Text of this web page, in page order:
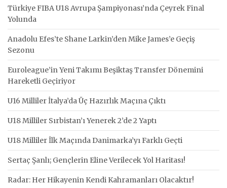
Türkiye FIBA U18 Avrupa Şampiyonası’nda Çeyrek Final
Yolunda
Anadolu Efes’te Shane Larkin’den Mike James’e Geçiş
Sezonu
Euroleague’in Yeni Takımı Beşiktaş Transfer Dönemini
Hareketli Geçiriyor
U16 Milliler İtalya’da Üç Hazırlık Maçına Çıktı
U18 Milliler Sırbistan’ı Yenerek 2’de 2 Yaptı
U18 Milliler İlk Maçında Danimarka’yı Farklı Geçti
Sertaç Şanlı; Gençlerin Eline Verilecek Yol Haritası!
Radar: Her Hikayenin Kendi Kahramanları Olacaktır!